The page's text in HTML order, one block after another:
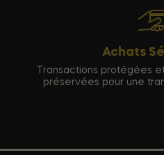
Achats
Transactions protégées
préservées pour une